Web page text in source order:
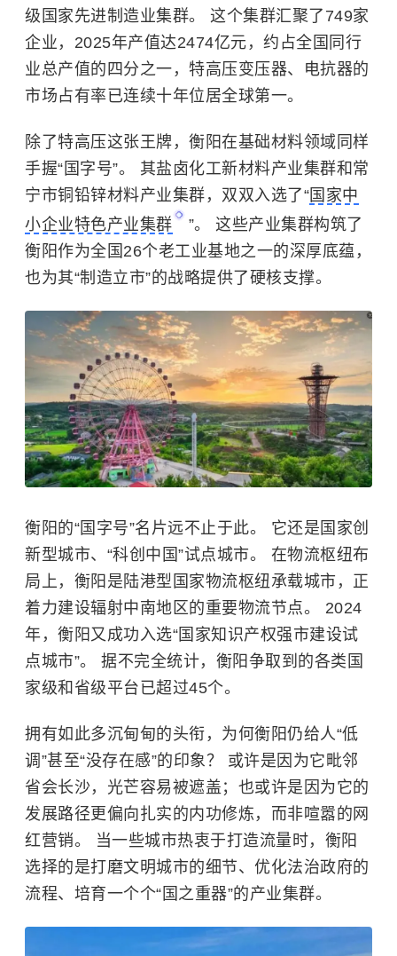
级国家先进制造业集群。 这个集群汇聚了749家
企业，2025年产值达2474亿元，约占全国同行
业总产值的四分之一，特高压变压器、电抗器的
市场占有率已连续十年位居全球第一。
除了特高压这张王牌，衡阳在基础材料领域同样
手握“国字号”。 其盐卤化工新材料产业集群和常
宁市铜铅锌材料产业集群，双双入选了“国家中
小企业特色产业集群
”。 这些产业集群构筑了
衡阳作为全国26个老工业基地之一的深厚底蕴，
也为其“制造立市”的战略提供了硬核支撑。
衡阳的“国字号”名片远不止于此。 它还是国家创
新型城市、“科创中国”试点城市。 在物流枢纽布
局上，衡阳是陆港型国家物流枢纽承载城市，正
着力建设辐射中南地区的重要物流节点。 2024
年，衡阳又成功入选“国家知识产权强市建设试
点城市”。 据不完全统计，衡阳争取到的各类国
家级和省级平台已超过45个。
拥有如此多沉甸甸的头衔，为何衡阳仍给人“低
调”甚至“没存在感”的印象？ 或许是因为它毗邻
省会长沙，光芒容易被遮盖；也或许是因为它的
发展路径更偏向扎实的内功修炼，而非喧嚣的网
红营销。 当一些城市热衷于打造流量时，衡阳
选择的是打磨文明城市的细节、优化法治政府的
流程、培育一个个“国之重器”的产业集群。